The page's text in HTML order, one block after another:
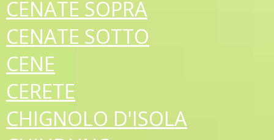
CENATE SOPRA
CENATE SOTTO
CENE
CERETE
CHIGNOLO D'ISOLA